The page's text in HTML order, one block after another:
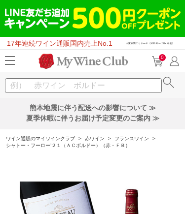
17年連続ワイン通販国内売上No.1
0
熊本地震に伴う配送への影響について ≫
夏季休暇に伴うお届け予定変更のご案内 ≫
ワイン通販のマイワインクラブ > 赤ワイン > フランスワイン
>
シャトー・フーロー’２１（ＡＣボルドー）（赤・ＦＢ）